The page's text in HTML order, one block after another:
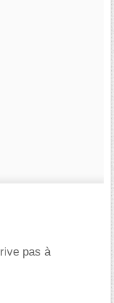
pas à